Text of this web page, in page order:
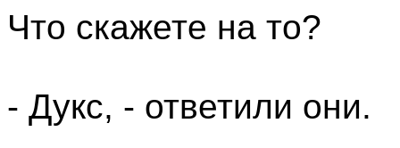
Что скажете на то?
- Дукс, - ответили они.